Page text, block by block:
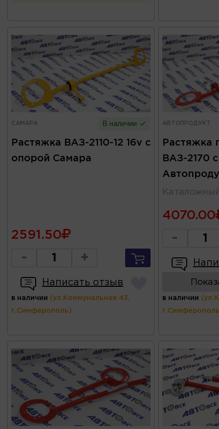
САМАРА В наличии
Растяжка ВАЗ-2110-12 16v с
опорой Самара
2591.50
- +
Написать отзыв
в наличии (ул.Коммунальная 43,
г.Симферополь)
АВТОПРОДУКТ
Растяжка
ВАЗ-2170
4070.00
-
в наличии